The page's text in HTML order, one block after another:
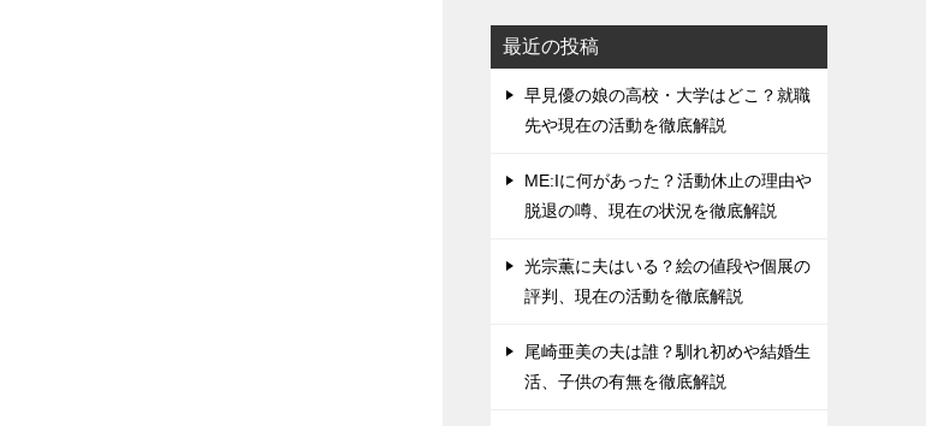
最近の投稿
早見優の娘の高校・大学はどこ？就職
先や現在の活動を徹底解説
ME:Iに何があった？活動休止の理由や
脱退の噂、現在の状況を徹底解説
光宗薫に夫はいる？絵の値段や個展の
評判、現在の活動を徹底解説
尾崎亜美の夫は誰？馴れ初めや結婚生
活、子供の有無を徹底解説